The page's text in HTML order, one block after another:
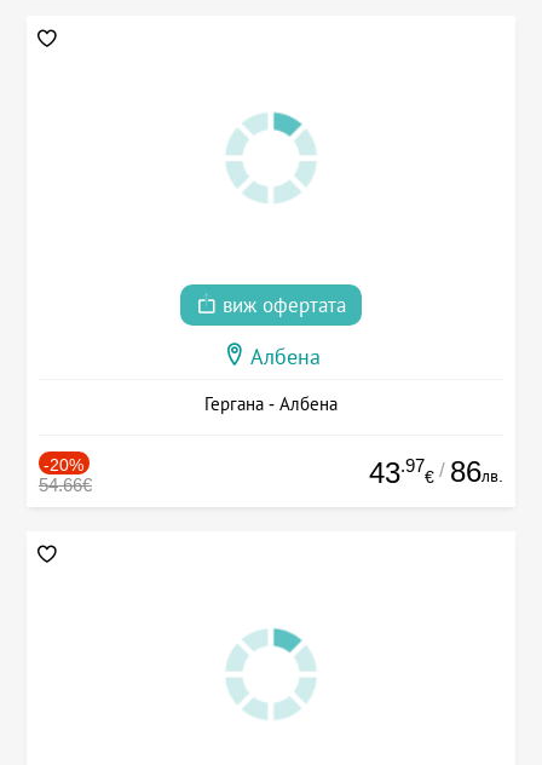
виж офертата
Албена
Гергана - Албена
-20%
54.66€ 43.97
€ / 86лв.